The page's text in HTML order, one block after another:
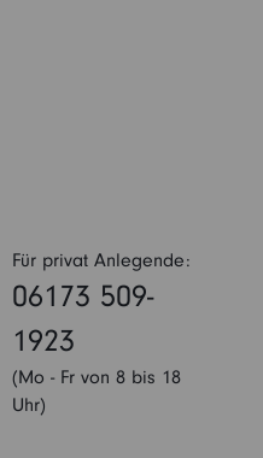
Für privat Anlegende:
06173 509-
1923
(Mo - Fr von 8 bis 18
Uhr)